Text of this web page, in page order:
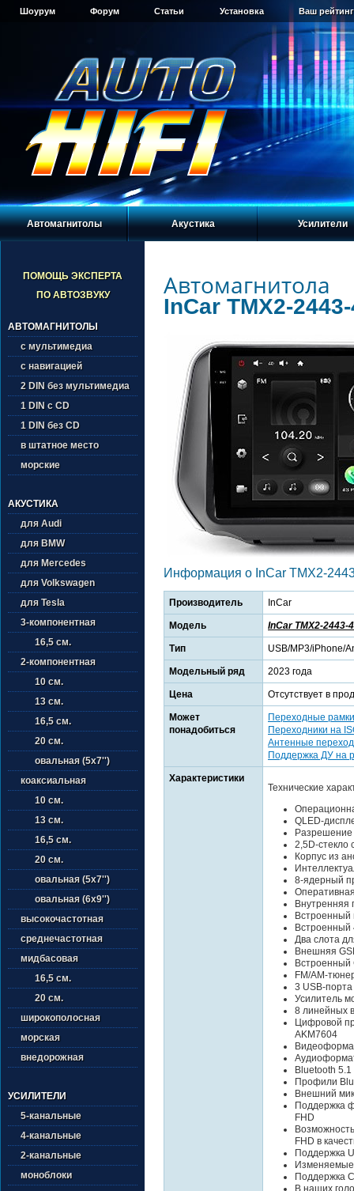
Шоурум Форум Статьи Установка Ваш
Автомагнитолы Акустика Усилители
ПОМОЩЬ ЭКСПЕРТА
ПО АВТОЗВУКУ
АВТОМАГНИТОЛЫ
с мультимедиа
с навигацией
2 DIN без мультимедиа
1 DIN с CD
1 DIN без CD
в штатное место
морские
АКУСТИКА
для Audi
для BMW
для Mercedes
для Volkswagen
для Tesla
3-компонентная
16,5 см.
2-компонентная
10 см.
13 см.
16,5 см.
20 см.
овальная (5х7'')
коаксиальная
10 см.
13 см.
16,5 см.
20 см.
овальная (5х7'')
овальная (6х9'')
высокочастотная
среднечастотная
мидбасовая
16,5 см.
20 см.
широкополосная
морская
внедорожная
УСИЛИТЕЛИ
5-канальные
4-канальные
2-канальные
моноблоки
Автомагнитола
InCar TMX2-
Информация о InCar TMX2-
Производитель InCar
Модель InCar TMX2-2443-4
Тип USB/MP3/iPhone/
Модельный ряд 2023 года
Цена Отсутствует в
Может
понадобиться
Переходные рамки
Переходники на
Антенные
Поддержка ДУ на
Характеристики
Технические
QLED-
Разрешение
2,5D-стекло
Корпус из
8-ядерный
Внутренняя
Встроенный
Встроенный
Два слота
Внешняя
Встроенный
FM/AM-
3 USB-порта
Усилитель
8 линейных
Цифровой
AKM7604
Bluetooth 5.1
Профили
Внешний
Поддержка
FHD
FHD в
Поддержка
Поддержка
В наших